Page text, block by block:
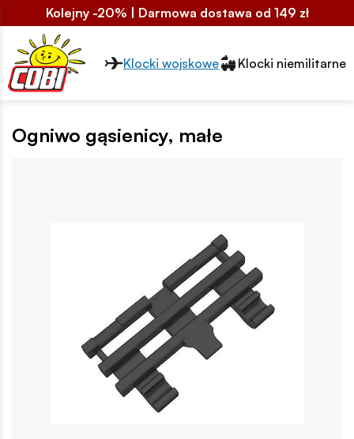
Kolejny -20% | Darmowa dostawa od 149 zł
Przełącznik segmentów2
Klocki wojskowe Klocki niemilitarne
Ogniwo gąsienicy, małe